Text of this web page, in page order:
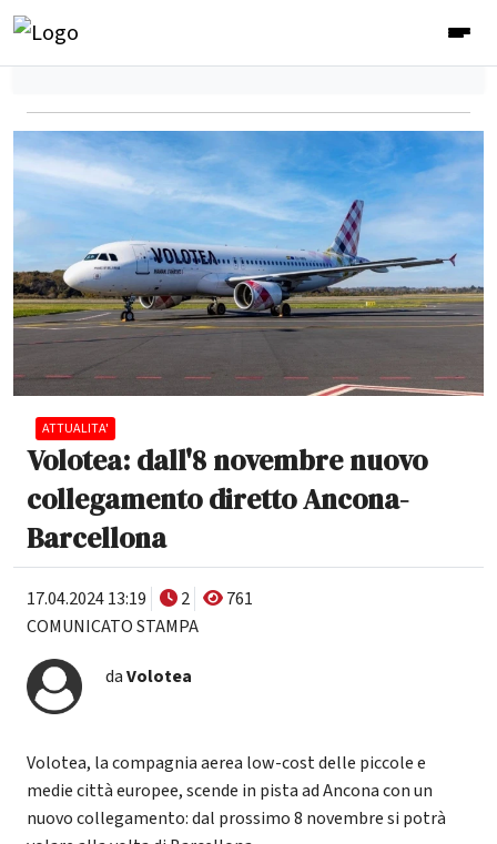
ATTUALITA'
Volotea: dall'8 novembre nuovo
collegamento diretto Ancona-
Barcellona
17.04.2024 13:19 2
761
COMUNICATO STAMPA
daVolotea
Volotea, la compagnia aerea low-cost delle piccole e
medie città europee, scende in pista ad Ancona con un
nuovo collegamento: dal prossimo 8 novembre si potrà